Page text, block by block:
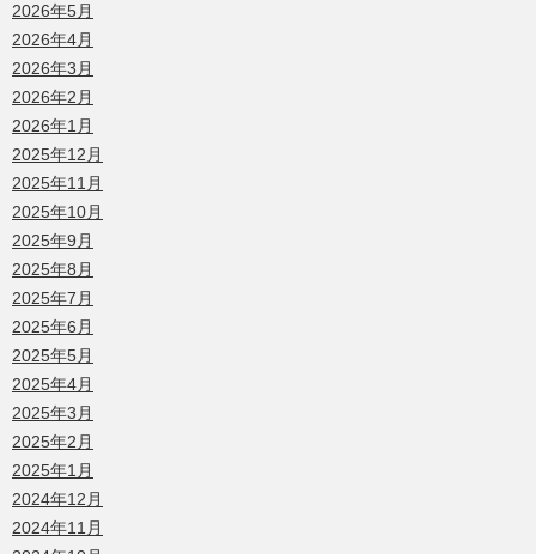
2026年5月
2026年4月
2026年3月
2026年2月
2026年1月
2025年12月
2025年11月
2025年10月
2025年9月
2025年8月
2025年7月
2025年6月
2025年5月
2025年4月
2025年3月
2025年2月
2025年1月
2024年12月
2024年11月